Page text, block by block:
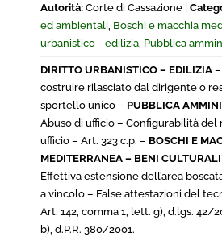
Autorità: Corte di Cassazione |
ed ambientali, Boschi e macchia
urbanistico - edilizia, Pubblica
DIRITTO URBANISTICO – EDILIZIA
costruire rilasciato dal dirigente o
sportello unico – PUBBLICA
Abuso di ufficio – Configurabilità del
ufficio – Art. 323 c.p. – BOSCHI E
MEDITERRANEA – BENI
Effettiva estensione dell’area
a vincolo – False attestazioni del
Art. 142, comma 1, lett. g), d.lgs. 42/
b), d.P.R. 380/2001.